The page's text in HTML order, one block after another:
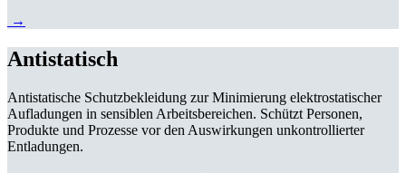
→
Antistatisch
Antistatische Schutzbekleidung zur Minimierung elektrostatischer
Aufladungen in sensiblen Arbeitsbereichen. Schützt Personen,
Produkte und Prozesse vor den Auswirkungen unkontrollierter
Entladungen.